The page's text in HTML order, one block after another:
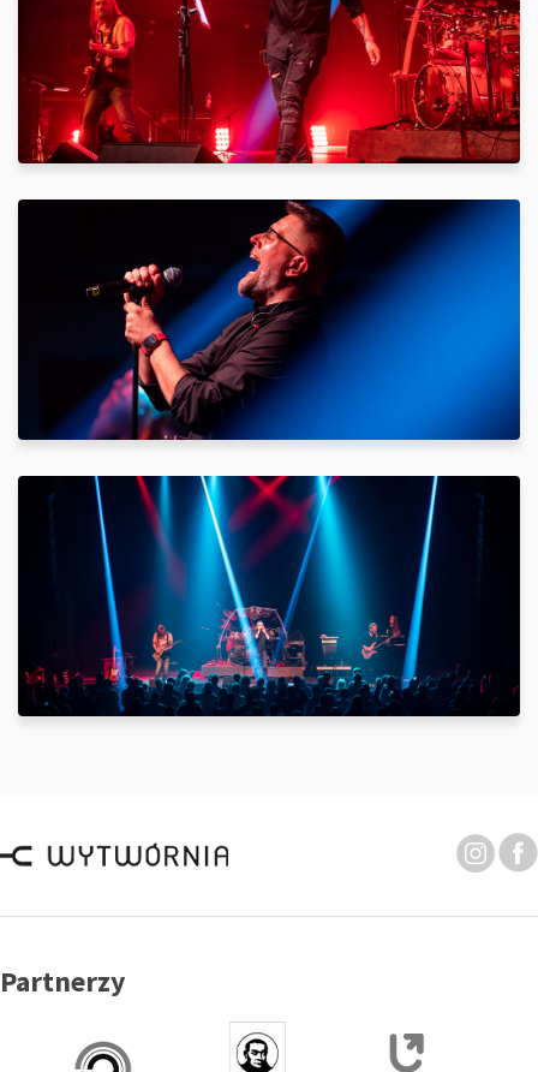
Partnerzy